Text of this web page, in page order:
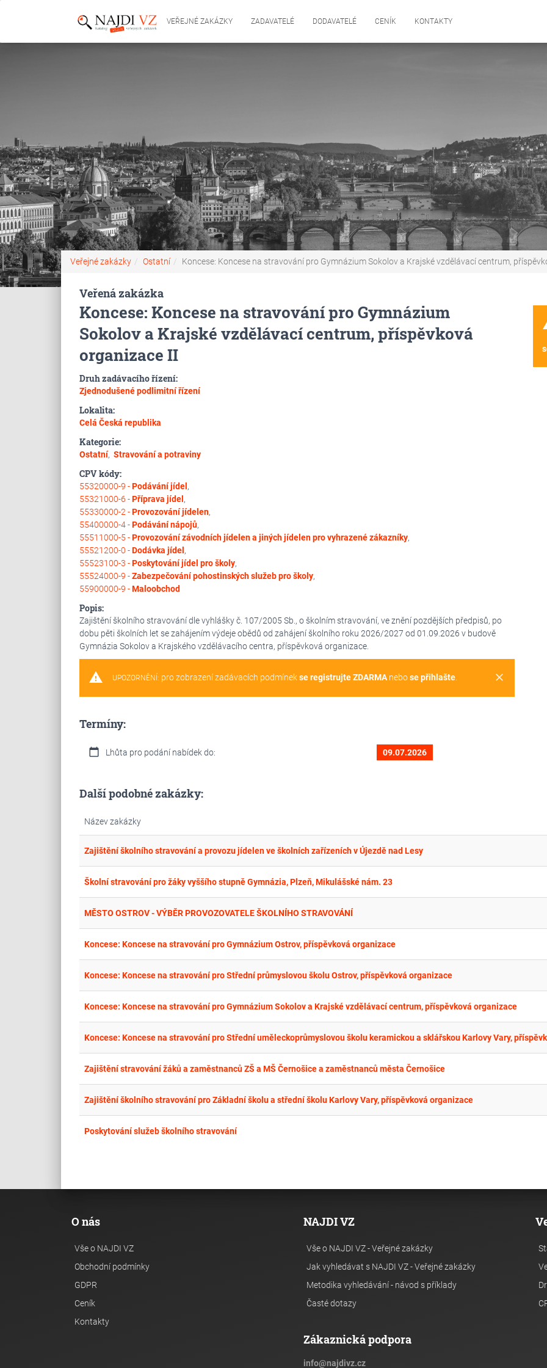
VEŘEJNÉ ZAKÁZKY ZADAVATELÉ DODAVATELÉ CENÍK KONTAKTY
Veřejné zakázky Ostatní Koncese: Koncese na stravování pro Gymnázium Sokolov a Krajské vzdělávací centrum,
Veřená zakázka
Koncese: Koncese na stravování pro Gymnázium
Sokolov a Krajské vzdělávací centrum, příspěvková
organizace II
Druh zadávacího řízení:
Zjednodušené podlimitní řízení
Lokalita:
Celá Česká republika
Kategorie:
Ostatní, Stravování a potraviny
CPV kódy:
55320000-9 -Podávání jídel ,
55321000-6 -Příprava jídel ,
55330000-2 -Provozování jídelen,
55400000-4 -Podávání nápojů,
55511000-5 -Provozování závodních jídelen a jiných jídelen pro vyhrazené zákazníky,
55521200-0 -Dodávka jídel ,
55523100-3 -Poskytování jídel pro školy,
55524000-9 -Zabezpečování pohostinských služeb pro školy,
55900000-9 -Maloobchod
Popis:
Zajištění školního stravování dle vyhlášky č. 107/2005 Sb., o školním stravování, ve znění pozdějších předpisů, po
dobu pěti školních let se zahájením výdeje obědů od zahájení školního roku 2026/2027 od 01.09.2026 v budově
Gymnázia Sokolov a Krajského vzdělávacího centra, příspěvková organizace.
warning clear
UPOZORNĚNÍ: pro zobrazení zadávacích podmínekse registrujte ZDARMAnebose přihlašte.
Termíny:
calendar_today Lhůta pro podání nabídek do: 09.07.2026
Další podobné zakázky:
Název zakázky
Zajištění školního stravování a provozu jídelen ve školních zařízeních v Újezdě nad Lesy
Školní stravování pro žáky vyššího stupně Gymnázia, Plzeň, Mikulášské nám. 23
MĚSTO OSTROV - VÝBĚR PROVOZOVATELE ŠKOLNÍHO STRAVOVÁNÍ
Koncese: Koncese na stravování pro Gymnázium Ostrov, příspěvková organizace
Koncese: Koncese na stravování pro Střední průmyslovou školu Ostrov, příspěvková organizace
Koncese: Koncese na stravování pro Gymnázium Sokolov a Krajské vzdělávací centrum, příspěvková organizace
Zajištění stravování žáků a zaměstnanců ZŠ a MŠ Černošice a zaměstnanců města Černošice
Zajištění školního stravování pro Základní školu a střední školu Karlovy Vary, příspěvková organizace
Poskytování služeb školního stravování
O nás
Vše o NAJDI VZ
Obchodní podmínky
GDPR
Ceník
Kontakty
NAJDI VZ
Vše o NAJDI VZ - Veřejné zakázky
Jak vyhledávat s NAJDI VZ - Veřejné zakázky
Metodika vyhledávání - návod s příklady
Časté dotazy
Zákaznická podpora
info@najdivz.cz